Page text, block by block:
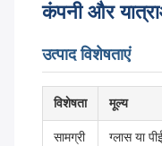
कंपनी और
उत्पाद विशेषताएं
विशेषता मूल्य
सामग्री ग्लास या